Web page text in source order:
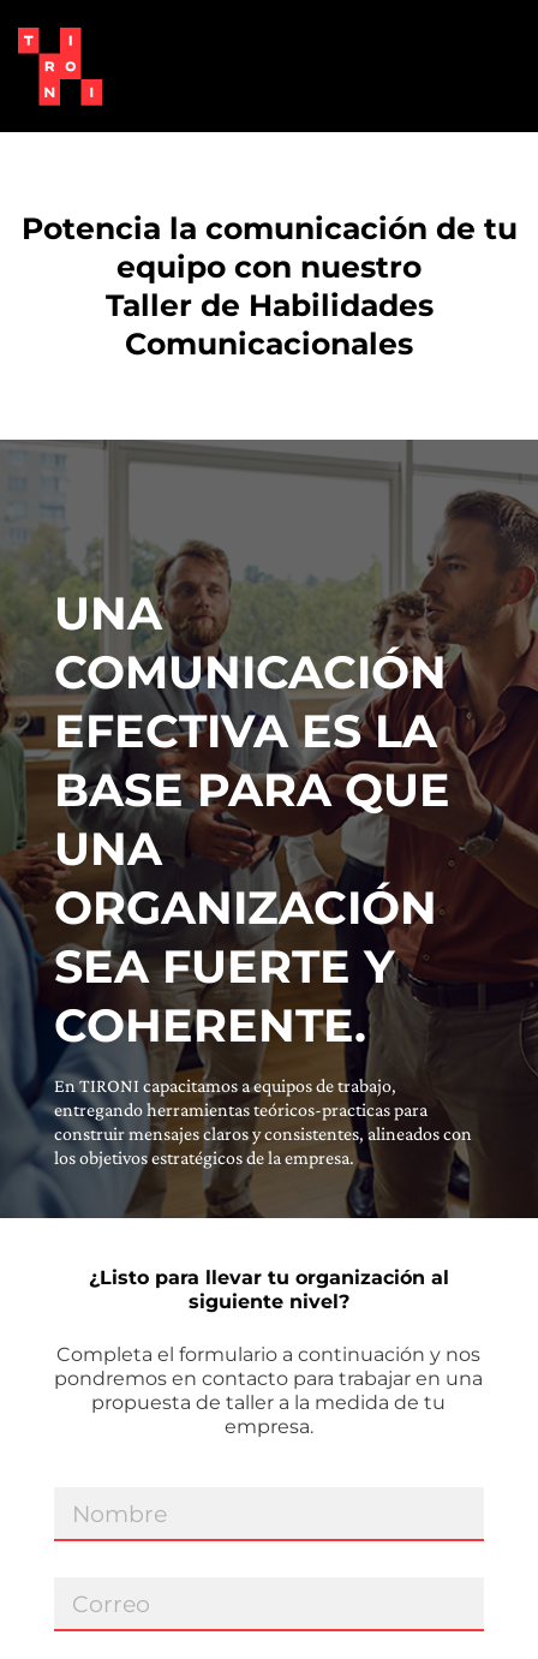
Potencia la comunicación de tu
equipo con nuestro
Taller de Habilidades
Comunicacionales
UNA
COMUNICACIÓN
EFECTIVA ES LA
BASE PARA QUE
UNA
ORGANIZACIÓN
SEA FUERTE Y
COHERENTE.
En TIRONI capacitamos a equipos de trabajo,
entregando herramientas teóricos-practicas para
construir mensajes claros y consistentes, alineados con
los objetivos estratégicos de la empresa.
¿Listo para llevar tu organización al
siguiente nivel?
Completa el formulario a continuación y nos
pondremos en contacto para trabajar en una
propuesta de taller a la medida de tu
empresa.